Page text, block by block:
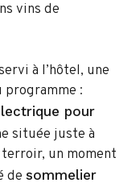
vins de
à l’hôtel, une
programme :
pour
située juste à
un moment
de sommelier